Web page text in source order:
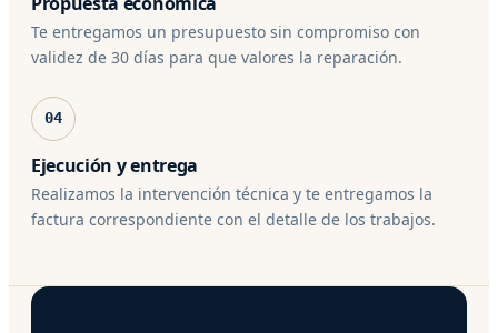
Te entregamos un presupuesto sin compromiso con
validez de 30 días para que valores la reparación.
04
Ejecución y entrega
Realizamos la intervención técnica y te entregamos la
factura correspondiente con el detalle de los trabajos.